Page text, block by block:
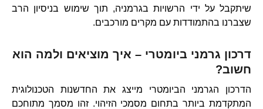
שיתקבל על ידי הרשויות בגרמניה, תוך שימוש בניסיון הרב
שצברנו בהתמודדות עם מקרים מורכבים.
דרכון גרמני ביומטרי – איך מוציאים ולמה הוא
חשוב?
הדרכון הגרמני הביומטרי מייצג את החדשנות הטכנולוגית
המתקדמת ביותר בתחום מסמכי הזיהוי. זהו מסמך מתוחכם